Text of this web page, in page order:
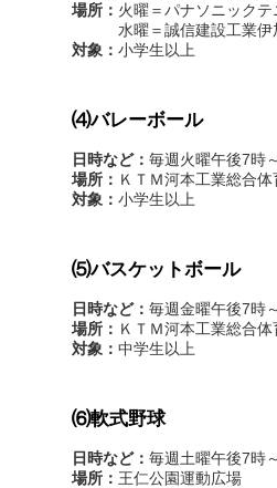
場所： 火曜＝パナソニックテ
水曜＝誠信建設工業伊加
対象： 小学生以上
⑷バレーボール
日時など： 毎週火曜午後7時
場所： ＫＴＭ河本工業総合体
対象： 小学生以上
⑸バスケットボール
日時など： 毎週金曜午後7時
場所： ＫＴＭ河本工業総合体
対象： 中学生以上
⑹軟式野球
日時など： 毎週土曜午後7時
場所： 王仁公園運動広場